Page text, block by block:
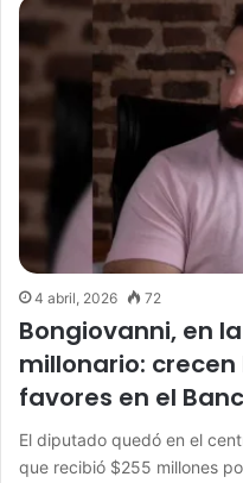
4 abril, 2026 72
Bongiovanni, en
millonario:
favores en el
El diputado quedó en el
que recibió $255 millones